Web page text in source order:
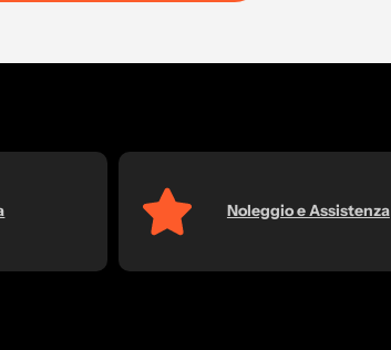
Noleggio e Assistenza